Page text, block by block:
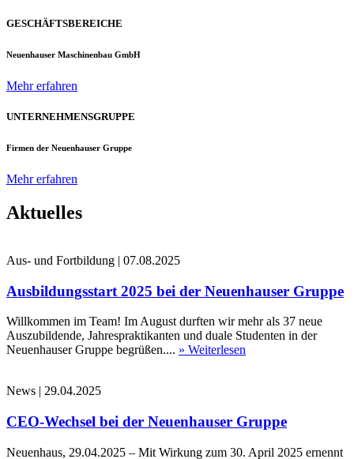
GESCHÄFTSBEREICHE
Neuenhauser Maschinenbau GmbH
Mehr erfahren
UNTERNEHMENSGRUPPE
Firmen der Neuenhauser Gruppe
Mehr erfahren
Aktuelles
Aus- und Fortbildung | 07.08.2025
Ausbildungsstart 2025 bei der Neuenhauser Gruppe
Willkommen im Team! Im August durften wir mehr als 37 neue
Auszubildende, Jahrespraktikanten und duale Studenten in der
Neuenhauser Gruppe begrüßen.... » Weiterlesen
News | 29.04.2025
CEO-Wechsel bei der Neuenhauser Gruppe
Neuenhaus, 29.04.2025 – Mit Wirkung zum 30. April 2025 ernennt